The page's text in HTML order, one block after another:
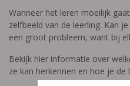
Wanneer het leren moeilijk
zelfbeeld van de leerling. Kan
een groot probleem, want bij
Bekijk hier informatie over
ze kan herkennen en hoe je